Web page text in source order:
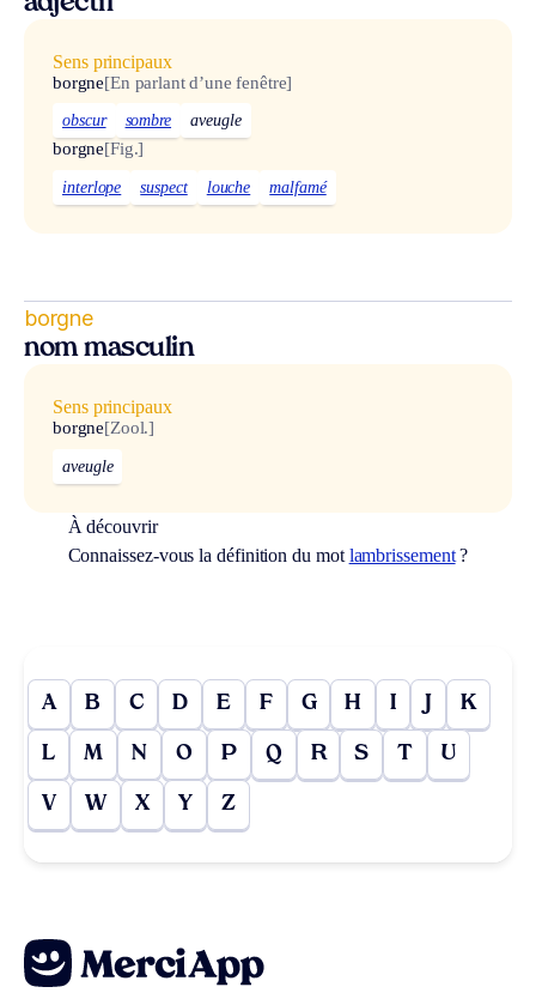
Sens principaux
borgne[En parlant d’une fenêtre]
obscur sombre aveugle
borgne[Fig.]
interlope suspect louche malfamé
borgne
nom masculin
Sens principaux
borgne[Zool.]
aveugle
À découvrir
Connaissez-vous la définition du mot lambrissement?
A B C D E F G H I J K
L M N O P Q R S T U
V W X Y Z